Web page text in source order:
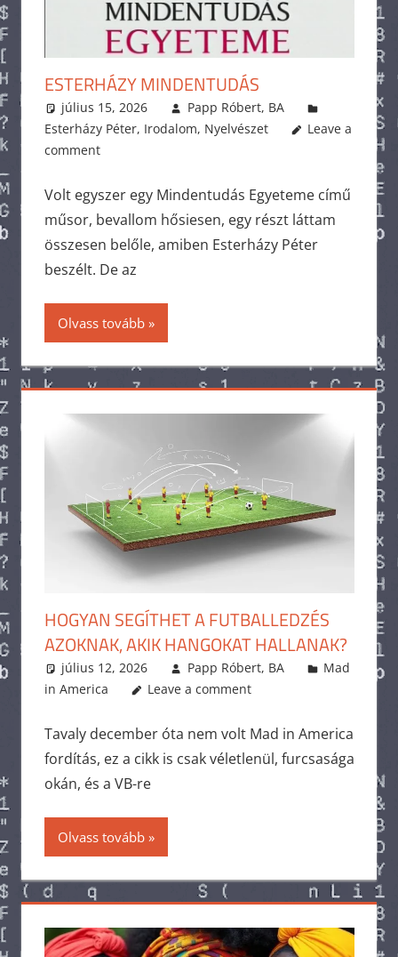
ESTERHÁZY MINDENTUDÁS
július 15, 2026
Papp Róbert, BA
Esterházy Péter, Irodalom, Nyelvészet
Leave a
comment
Volt egyszer egy Mindentudás Egyeteme című
műsor, bevallom hősiesen, egy részt láttam
összesen belőle, amiben Esterházy Péter
beszélt. De az
Olvass tovább
HOGYAN SEGÍTHET A FUTBALLEDZÉS
AZOKNAK, AKIK HANGOKAT HALLANAK?
július 12, 2026 Papp Róbert, BA
Mad
in America
Leave a comment
Tavaly december óta nem volt Mad in America
fordítás, ez a cikk is csak véletlenül, furcsasága
okán, és a VB-re
Olvass tovább